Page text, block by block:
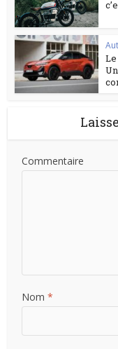
Commentaire
Nom*